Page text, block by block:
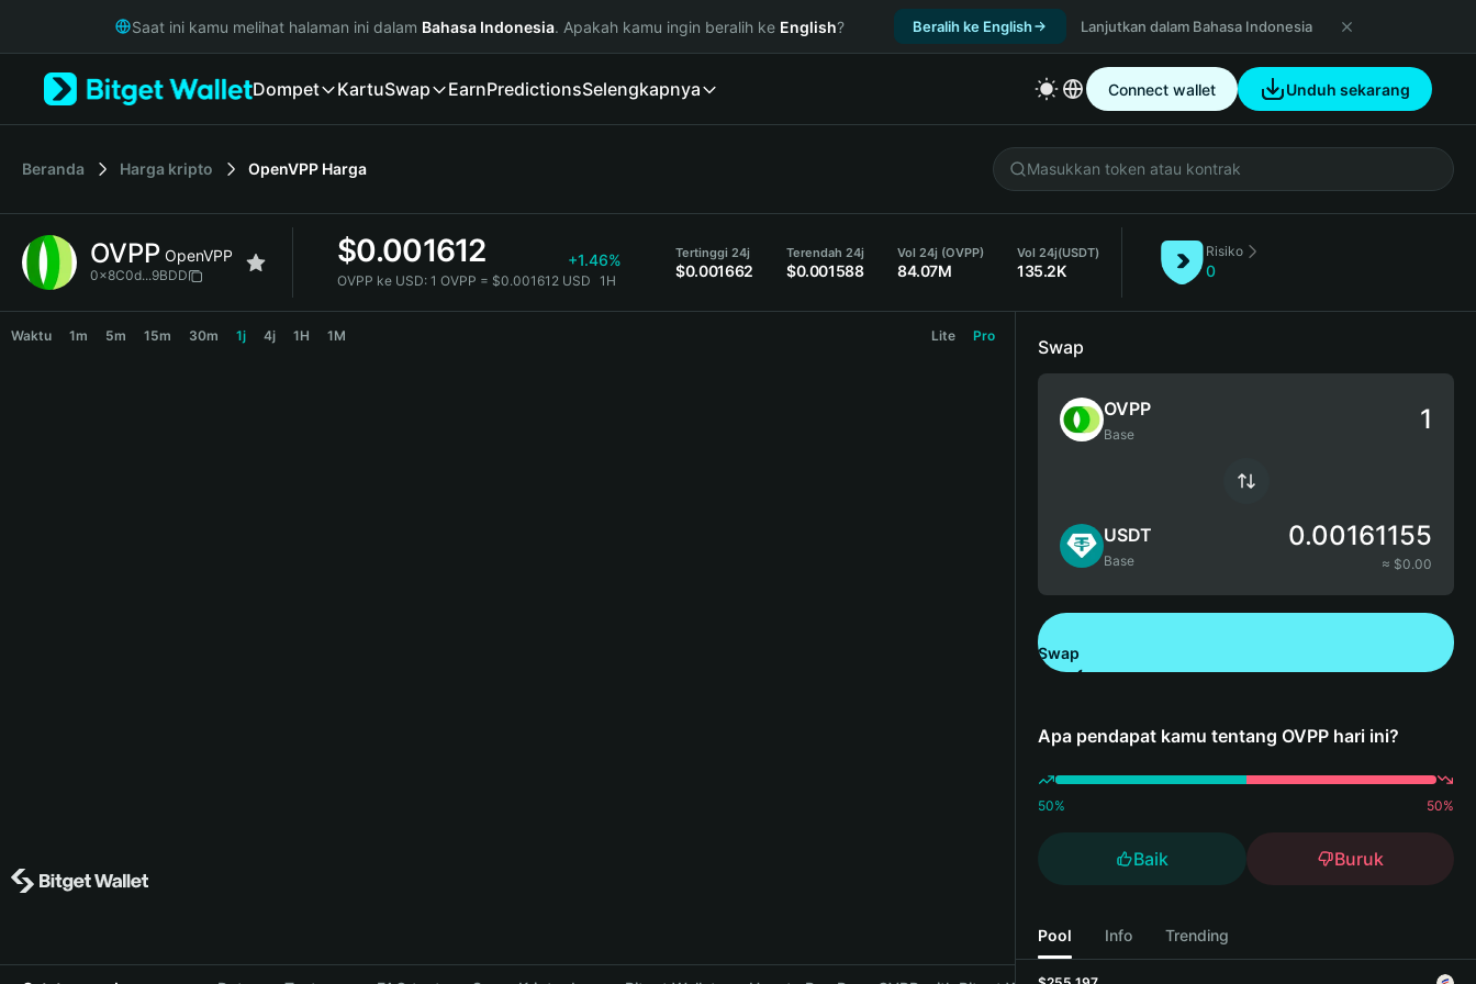
Русский
Italiano
简体中文
繁體中文
Bahasa Indonesia
Saat ini kamu melihat halaman ini dalam Bahasa Indonesia. Apakah kamu ingin beralih ke English? Beralih ke English Lanjutkan dalam Bahasa Indonesia
Dompet KartuSwap EarnPredictionsSelengkapnya Connect wallet Unduh sekarang
Beranda Harga kripto OpenVPP Harga
OVPP OpenVPP
0x8C0d...9BDD
$0.001612 +1.46%
OVPP ke USD: 1 OVPP = $0.001612 USD 1H
Tertinggi 24j
$0.001662
Terendah 24j
$0.001588
Vol 24j (OVPP)
84.07M
Vol 24j(USDT)
135.2K
Risiko
0
Waktu 1m 5m 15m 30m 1j 4j 1H 1M Lite Pro
Swap
OVPP
Base
USDT
Base
0.00161155
≈ $0.00
Swap
Apa pendapat kamu tentang OVPP hari ini?
50% 50%
Baik Buruk
Pool Info Trending